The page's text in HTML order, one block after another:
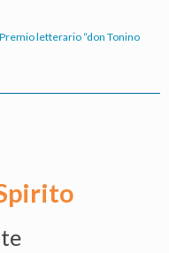
Premio letterario “don Tonino